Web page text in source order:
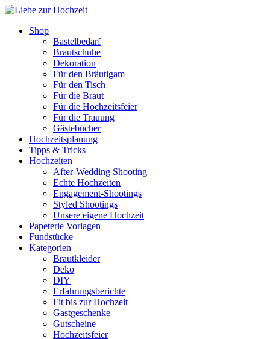
Shop
Bastelbedarf
Brautschuhe
Dekoration
Für den Bräutigam
Für den Tisch
Für die Braut
Für die Hochzeitsfeier
Für die Trauung
Gästebücher
Hochzeitsplanung
Tipps & Tricks
Hochzeiten
After-Wedding Shooting
Echte Hochzeiten
Engagement-Shootings
Styled Shootings
Unsere eigene Hochzeit
Papeterie Vorlagen
Fundstücke
Kategorien
Brautkleider
Deko
DIY
Erfahrungsberichte
Fit bis zur Hochzeit
Gastgeschenke
Gutscheine
Hochzeitsfeier